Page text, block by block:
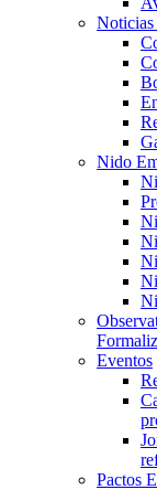
Noticias
Nido
Eventos
Pactos